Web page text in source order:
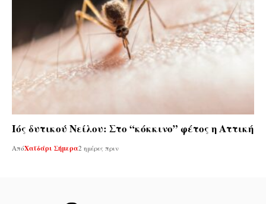
Ιός δυτικού Νείλου: Στο “κόκκινο” φέτος η Αττική
ΑπόΧαϊδάρι Σήμερα2 ημέρες πριν